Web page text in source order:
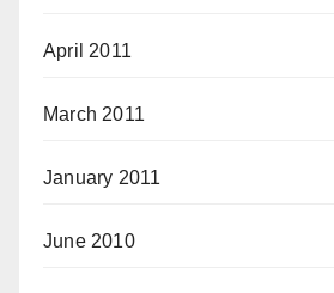
April 2011
March 2011
January 2011
June 2010